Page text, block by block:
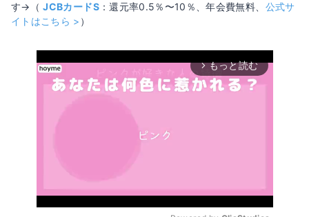
す→（JCBカードS：還元率0.5％〜10％、年会費無料、 公式サ
イトはこちら > ）
arrow_forward_ios もっと読む